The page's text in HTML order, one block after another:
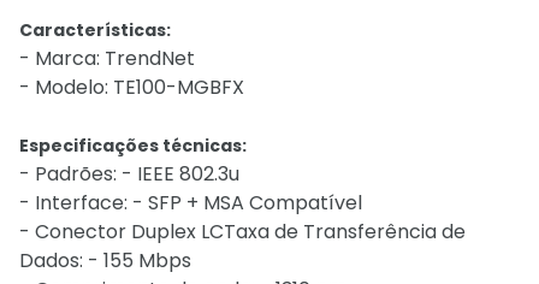
Características:
- Marca: TrendNet
- Modelo: TE100-MGBFX
Especificações técnicas:
- Padrões: - IEEE 802.3u
- Interface: - SFP + MSA Compatível
- Conector Duplex LCTaxa de Transferência de
Dados: - 155 Mbps